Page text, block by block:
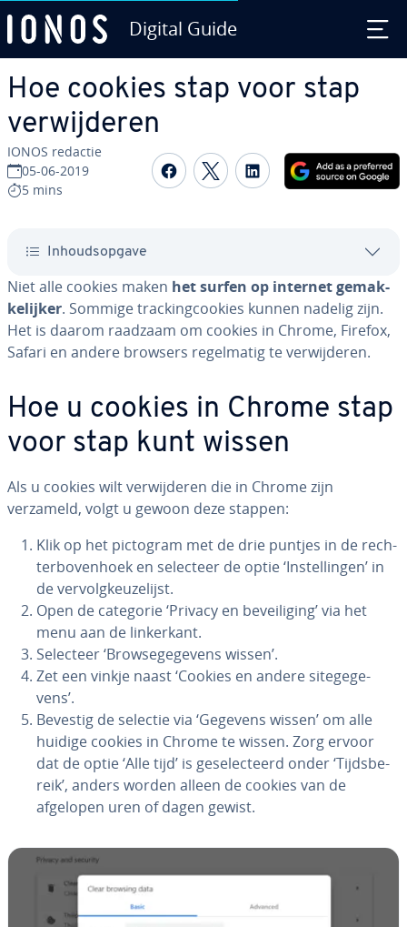
Digital Guide
Hoe cookies stap voor stap
ver­wij­de­ren
IONOS redactie
05-06-2019
5 mins
Delen op Facebook
Delen op Twitter
Delen op
In­houds­op­ga­ve
Niet alle cookies maken het surfen op internet ge­mak­
ke­lij­ker. Sommige trac­kingcookies kunnen nadelig zijn.
Het is daarom raadzaam om cookies in Chrome, Firefox,
Safari en andere browsers re­gel­ma­tig te ver­wij­de­ren.
Hoe u cookies in Chrome stap
voor stap kunt wissen
Als u cookies wilt ver­wij­de­ren die in Chrome zijn
verzameld, volgt u gewoon deze stappen:
Klik op het pictogram met de drie puntjes in de rech­
ter­bo­ven­hoek en selecteer de optie ‘In­stel­lin­gen’ in
de ver­volg­keu­ze­lijst.
Open de categorie ‘Privacy en be­vei­li­ging’ via het
menu aan de lin­ker­kant.
Selecteer ‘Brow­se­ge­ge­vens wissen’.
Zet een vinkje naast ‘Cookies en andere si­te­ge­ge­
vens’.
Bevestig de selectie via ‘Gegevens wissen’ om alle
huidige cookies in Chrome te wissen. Zorg ervoor
dat de optie ‘Alle tijd’ is ge­se­lec­teerd onder ‘Tijds­be­
reik’, anders worden alleen de cookies van de
afgelopen uren of dagen gewist.